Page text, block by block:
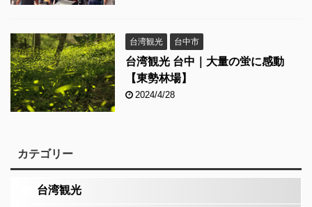
台湾観光 台中市
台湾観光 台中｜大量の蛍に感動
【東勢林場】
2024/4/28
カテゴリー
台湾観光